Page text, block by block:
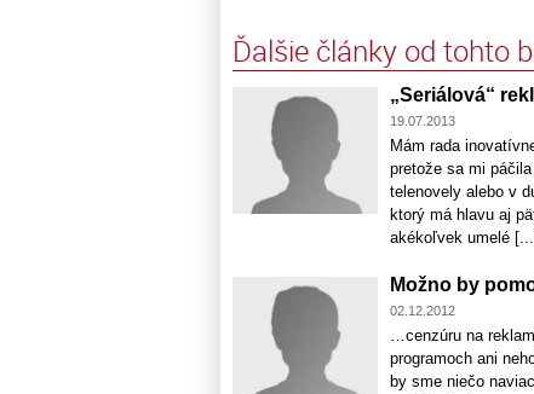
Ďalšie články od tohto
„Seriálová“
19.07.2013
Mám rada
pretože sa mi
telenovely alebo v
ktorý má hlavu aj
akékoľvek umelé
Možno by
02.12.2012
…cenzúru na
programoch ani
by sme niečo